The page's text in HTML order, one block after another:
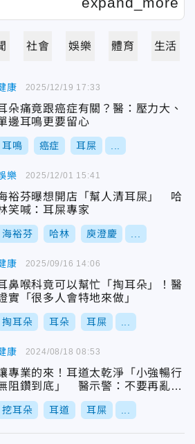
社會 娛樂 體育 生活
康
朵痛竟跟癌症有關？醫：壓力大、
邊耳鳴更要留心
耳鳴 癌症 耳屎
2025/12/19 17:33
樂
裕芬曝想開店「幫人清耳屎」 哈
笑喊：耳屎專家
海裕芬 哈林 庾澄慶
2025/12/01 15:41
康
鼻喉科竟可以幫忙「掏耳朵」！醫
實「很多人會特地來做」
掏耳朵 耳朵 耳屎
2025/09/16 14:06
康
專業的來！耳道太乾淨「小強暢行
阻鑽到底」 醫示警：不要再亂挖
朵
挖耳朵 耳道 耳屎
2024/08/18 08:53